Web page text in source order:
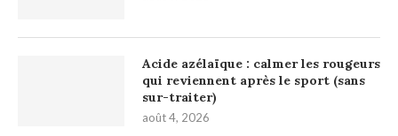
Acide azélaïque : calmer les rougeurs
qui reviennent après le sport (sans
sur-traiter)
août 4, 2026